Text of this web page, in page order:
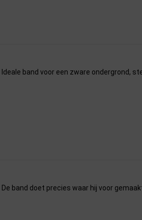
Ideale band voor een zware ondergrond,
De band doet precies waar hij voor